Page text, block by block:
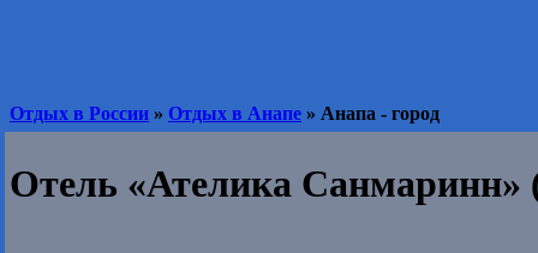
Отдых в России » Отдых в Анапе » Анапа - город
Отель «Ателика